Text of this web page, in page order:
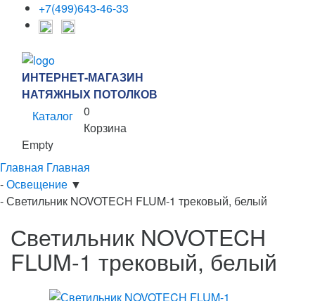
+7(499)643-46-33
ИНТЕРНЕТ-МАГАЗИН
НАТЯЖНЫХ ПОТОЛКОВ
Каталог
0
Корзина
Empty
Главная Главная
-Освещение ▼
-Светильник NOVOTECH FLUM-1 трековый, белый
Светильник NOVOTECH
FLUM-1 трековый, белый